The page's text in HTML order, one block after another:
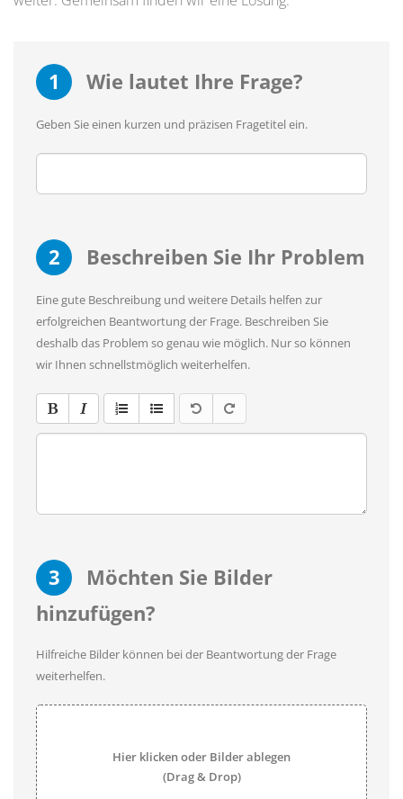
1 Wie lautet Ihre Frage?
Geben Sie einen kurzen und präzisen Fragetitel ein.
2 Beschreiben Sie Ihr Problem
Eine gute Beschreibung und weitere Details helfen zur
erfolgreichen Beantwortung der Frage. Beschreiben Sie
deshalb das Problem so genau wie möglich. Nur so können
wir Ihnen schnellstmöglich weiterhelfen.
3
Möchten Sie Bilder
hinzufügen?
Hilfreiche Bilder können bei der Beantwortung der Frage
weiterhelfen.
Hier klicken oder Bilder ablegen
(Drag & Drop)